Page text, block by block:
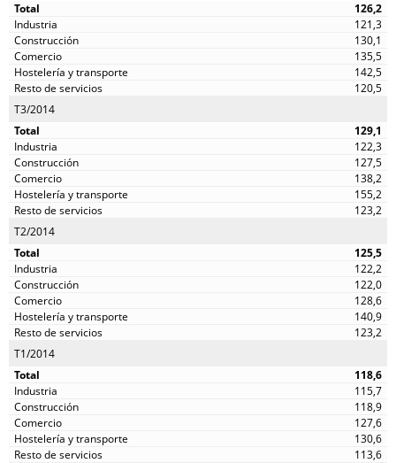
126,2
121,3
130,1
135,5
142,5
120,5
T3/2014
129,1
122,3
127,5
138,2
155,2
123,2
T2/2014
125,5
122,2
122,0
128,6
140,9
123,2
T1/2014
118,6
115,7
118,9
127,6
130,6
113,6